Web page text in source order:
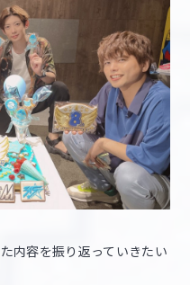
内容を振り返っていきたい